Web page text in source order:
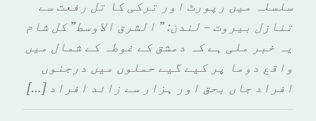
سلسلہ میں رپورٹ اور ترکی کا تل رفعت سے
تنازل بیروت – لندن: ” الشرق الاوسط” کل شام
یہ خبر ملی ہے کہ دمشق کے غوطہ کے شمال میں
واقع دوما پر کیے گیے حملوں میں درجنوں
افراد جاں بحق اور ہزار سے زائد افراد […]